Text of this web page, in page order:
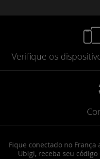
Verifique os
Fique conectado no
Ubigi, receba seu